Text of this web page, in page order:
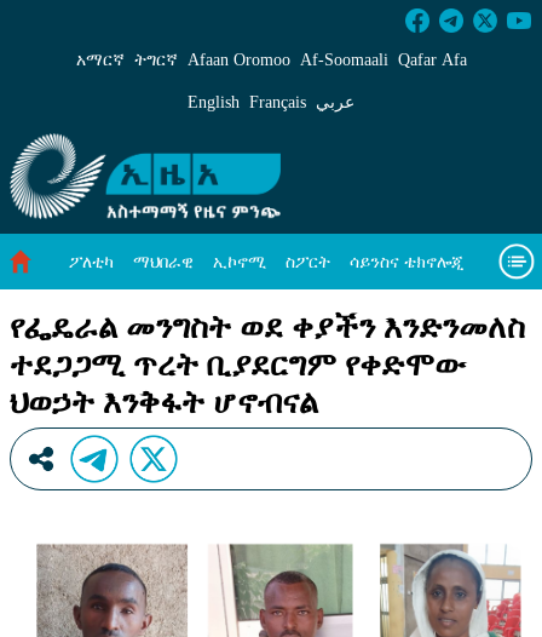
የፌዴራል መንግስት ወደ ቀያችን እንድንመለስ
አማርኛ ትግርኛ Afaan Oromoo Af‑Soomaali Qafar Afa
English Français عربي
ፖለቲካ ማህበራዊ ኢኮኖሚ ስፖርት ሳይንስና ቴክኖሎጂ
መጣጥፍ
መጽሔት ስለ እኛ
የፌዴራል መንግስት ወደ ቀያችን እንድንመለስ
ተደጋጋሚ ጥረት ቢያደርግም የቀድሞው
ህወኃት እንቅፋት ሆኖብናል